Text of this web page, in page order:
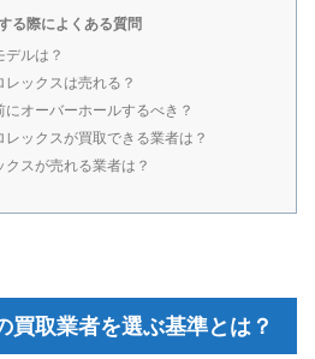
る際によくある質問
ルは？
ックスは売れる？
にオーバーホールするべき？
ックスが買取できる業者は？
スが売れる業者は？
買取業者を選ぶ基準とは？